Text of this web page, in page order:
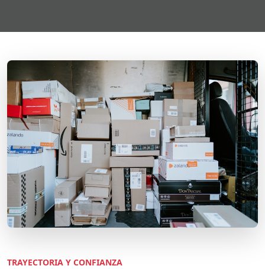
TRAYECTORIA Y CONFIANZA